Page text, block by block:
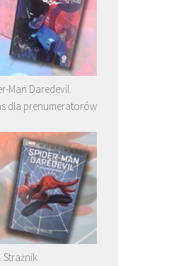
Man Daredevil.
dla prenumeratorów
Strażnik